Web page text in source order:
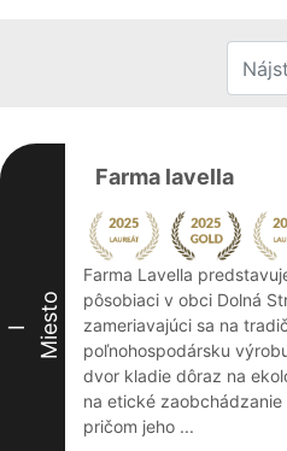
I Miesto
Farma lavella
Farma Lavella
pôsobiaci v obci Dolná
zameriavajúci sa na
poľnohospodársku
dvor kladie dôraz na
na etické zaobchádzanie
pričom jeho ...